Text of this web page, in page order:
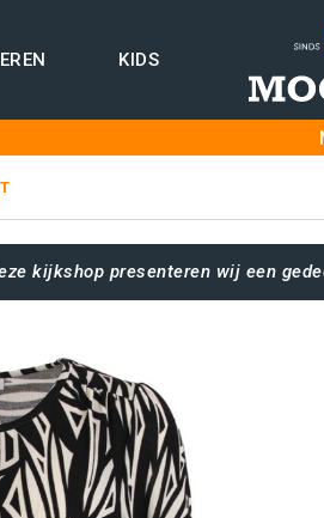
KIDS
kijkshop presenteren wij een